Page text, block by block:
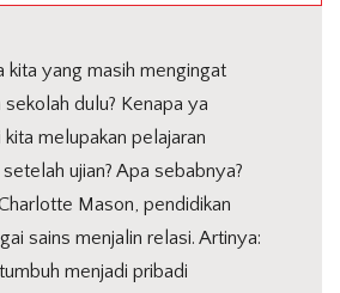
kita yang masih mengingat
dulu? Kenapa ya
kita melupakan pelajaran
ujian? Apa sebabnya?
Mason, pendidikan
sains menjalin relasi. Artinya:
menjadi pribadi